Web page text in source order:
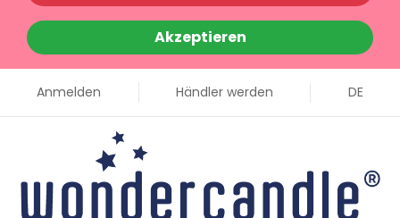
Akzeptieren
Anmelden Händler werden DE